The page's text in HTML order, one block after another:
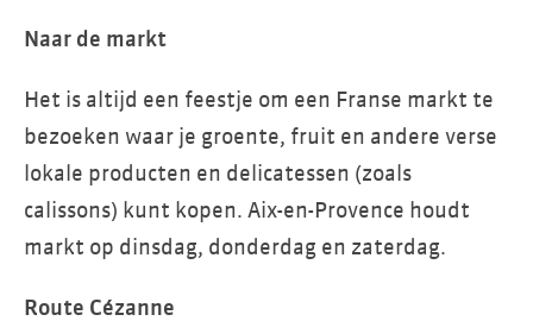
Naar de markt
Het is altijd een feestje om een Franse markt te
bezoeken waar je groente, fruit en andere verse
lokale producten en delicatessen (zoals
calissons) kunt kopen. Aix-en-Provence houdt
markt op dinsdag, donderdag en zaterdag.
Route Cézanne